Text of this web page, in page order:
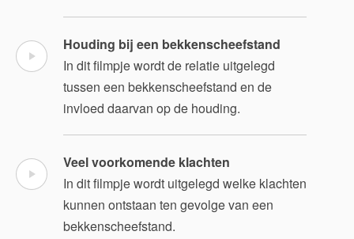
Houding bij een bekkenscheefstand
In dit filmpje wordt de relatie uitgelegd
tussen een bekkenscheefstand en de
invloed daarvan op de houding.
Veel voorkomende klachten
In dit filmpje wordt uitgelegd welke klachten
kunnen ontstaan ten gevolge van een
bekkenscheefstand.